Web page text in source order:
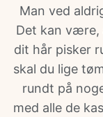
Man ved
Det kan være,
dit hår pisker
skal du lige
rundt på
med alle de